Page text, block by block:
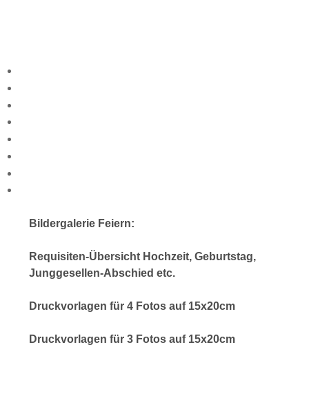
Bildergalerie Feiern:
Requisiten-Übersicht Hochzeit, Geburtstag,
Junggesellen-Abschied etc.
Druckvorlagen für 4 Fotos auf 15x20cm
Druckvorlagen für 3 Fotos auf 15x20cm